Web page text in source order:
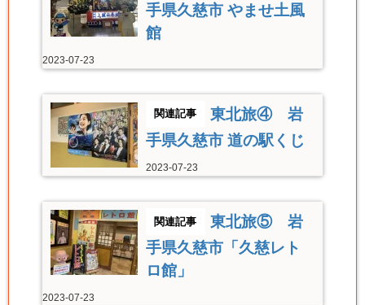
手県久慈市 やませ土風
館
2023-07-23
東北旅④ 岩
手県久慈市 道の駅くじ
2023-07-23
東北旅⑤ 岩
手県久慈市「久慈レト
ロ館」
2023-07-23